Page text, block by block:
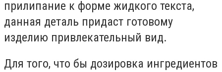
прилипание к форме жидкого текста,
данная деталь придаст готовому
изделию привлекательный вид.
Для того, что бы дозировка ингредиентов